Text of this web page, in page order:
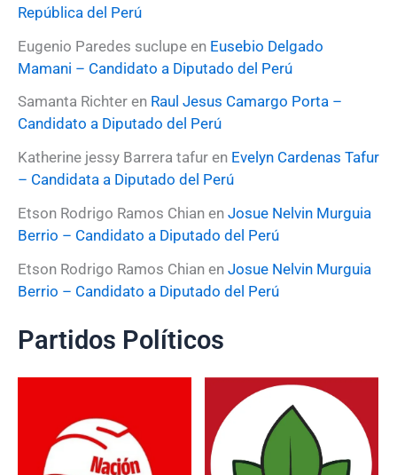
República del Perú
Eugenio Paredes suclupe en Eusebio Delgado
Mamani – Candidato a Diputado del Perú
Samanta Richter en Raul Jesus Camargo Porta –
Candidato a Diputado del Perú
Katherine jessy Barrera tafur en Evelyn Cardenas Tafur
– Candidata a Diputado del Perú
Etson Rodrigo Ramos Chian en Josue Nelvin Murguia
Berrio – Candidato a Diputado del Perú
Etson Rodrigo Ramos Chian en Josue Nelvin Murguia
Berrio – Candidato a Diputado del Perú
Partidos Políticos